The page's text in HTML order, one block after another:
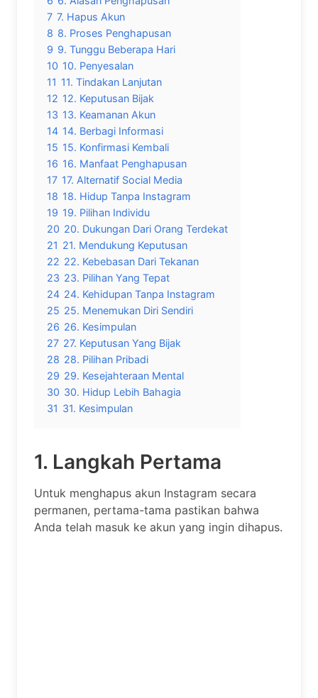
7 7. Hapus Akun
8 8. Proses Penghapusan
9 9. Tunggu Beberapa Hari
10 10. Penyesalan
11 11. Tindakan Lanjutan
12 12. Keputusan Bijak
13 13. Keamanan Akun
14 14. Berbagi Informasi
15 15. Konfirmasi Kembali
16 16. Manfaat Penghapusan
17 17. Alternatif Social Media
18 18. Hidup Tanpa Instagram
19 19. Pilihan Individu
20 20. Dukungan Dari Orang Terdekat
21 21. Mendukung Keputusan
22 22. Kebebasan Dari Tekanan
23 23. Pilihan Yang Tepat
24 24. Kehidupan Tanpa Instagram
25 25. Menemukan Diri Sendiri
26 26. Kesimpulan
27 27. Keputusan Yang Bijak
28 28. Pilihan Pribadi
29 29. Kesejahteraan Mental
30 30. Hidup Lebih Bahagia
31 31. Kesimpulan
1. Langkah Pertama
Untuk menghapus akun Instagram secara
permanen, pertama-tama pastikan bahwa
Anda telah masuk ke akun yang ingin dihapus.